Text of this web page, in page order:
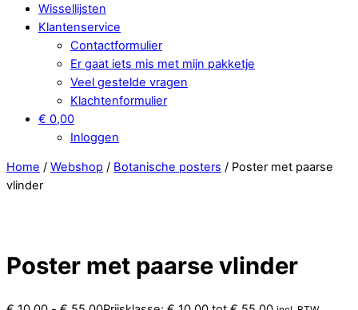
Wissellijsten
Klantenservice
Contactformulier
Er gaat iets mis met mijn pakketje
Veel gestelde vragen
Klachtenformulier
€ 0,00
Inloggen
Home / Webshop / Botanische posters / Poster met paarse
vlinder
Poster met paarse vlinder